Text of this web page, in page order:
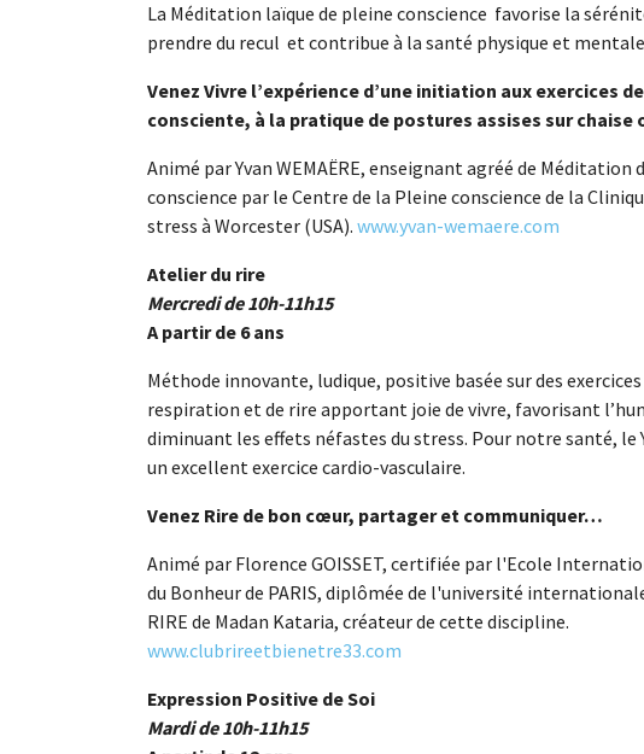
La Méditation laïque de pleine conscience favorise la
prendre du recul et contribue à la santé physique et
Venez Vivre l’expérience d’une initiation aux exercices
consciente, à la pratique de postures assises sur chaise
Animé par Yvan WEMAËRE, enseignant agréé de Méditation
conscience par le Centre de la Pleine conscience de la
stress à Worcester (USA). www.yvan-wemaere.com
Atelier du rire
Mercredi de 10h-11h15
A partir de 6 ans
Méthode innovante, ludique, positive basée sur des
respiration et de rire apportant joie de vivre, favorisant
diminuant les effets néfastes du stress. Pour notre santé, le
un excellent exercice cardio-vasculaire.
Venez Rire de bon cœur, partager et communiquer…
Animé par Florence GOISSET, certifiée par l'Ecole
du Bonheur de PARIS, diplômée de l'université internationale
RIRE de Madan Kataria, créateur de cette
www.clubrireetbienetre33.com
Expression Positive de Soi
Mardi de 10h-11h15